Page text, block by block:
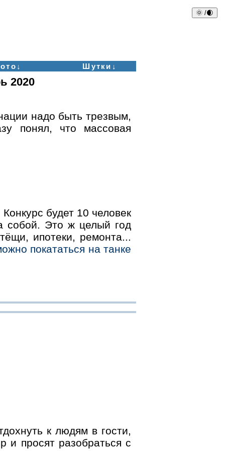
🌞 /🌒
Шутки↓
2020
надо быть трезвым,
понял, что массовая
будет 10 человек
собой. Это ж целый год
ипотеки, ремонта...
покататься на танке
к людям в гости,
и просят разобраться с